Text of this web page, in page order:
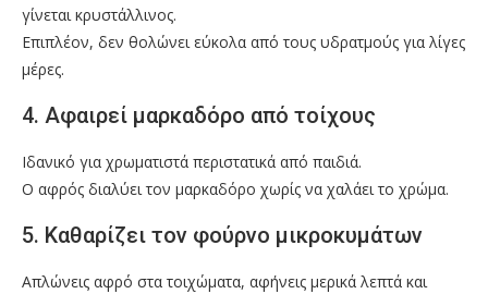
γίνεται κρυστάλλινος.
Επιπλέον, δεν θολώνει εύκολα από τους υδρατμούς για λίγες
μέρες.
4. Αφαιρεί μαρκαδόρο από τοίχους
Ιδανικό για χρωματιστά περιστατικά από παιδιά.
Ο αφρός διαλύει τον μαρκαδόρο χωρίς να χαλάει το χρώμα.
5. Καθαρίζει τον φούρνο μικροκυμάτων
Απλώνεις αφρό στα τοιχώματα, αφήνεις μερικά λεπτά και